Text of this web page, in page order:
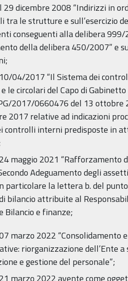
29 dicembre 2008 “Indirizzi in
tra le strutture e sull’esercizio
conseguenti alla delibera 999/
della delibera 450/2007” e
04/2017 “Il Sistema dei
e le circolari del Capo di
2017/0660476 del 13
2017 relative ad indicazioni
controlli interni predisposte in
maggio 2021 “Rafforzamento
Adeguamento degli
particolare la lettera b. del
bilancio attribuite al
Bilancio e finanze;
marzo 2022
riorganizzazione dell’Ente
e gestione del personale”;